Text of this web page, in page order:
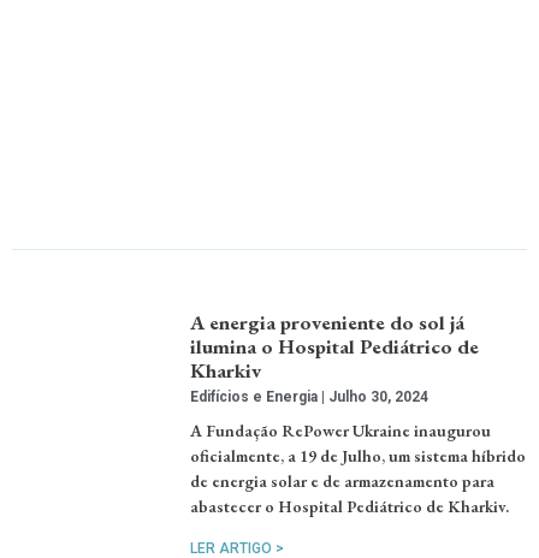
A energia proveniente do sol já
ilumina o Hospital Pediátrico de
Kharkiv
Edifícios e Energia Julho 30, 2024
A Fundação RePower Ukraine inaugurou
oficialmente, a 19 de Julho, um sistema híbrido
de energia solar e de armazenamento para
abastecer o Hospital Pediátrico de Kharkiv.
LER ARTIGO >